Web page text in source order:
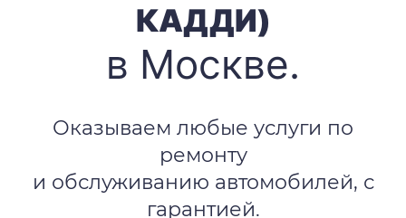
КАДДИ)
в Москве.
Оказываем любые услуги по
ремонту
и обслуживанию автомобилей, с
гарантией.